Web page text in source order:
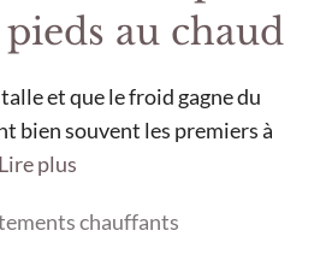
au chaud
et que le froid gagne du
bien souvent les premiers à
Lire plus
chauffants